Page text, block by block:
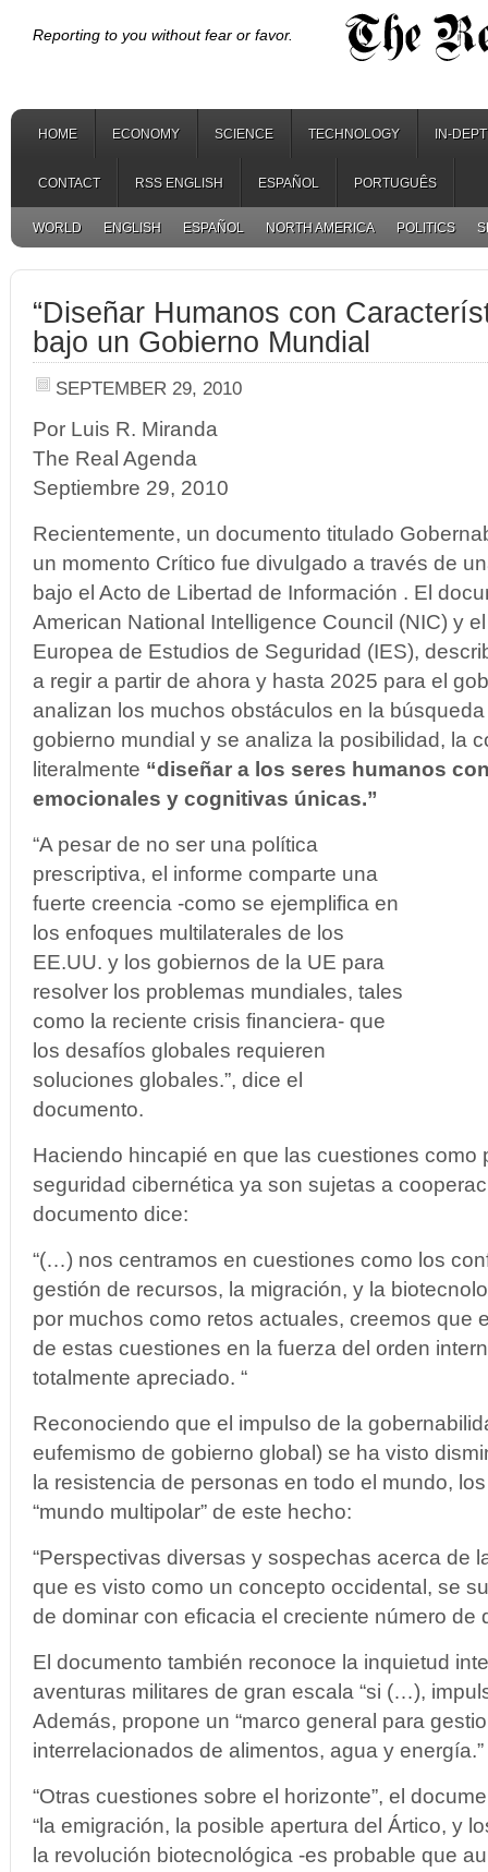
Reporting to you without fear or favor.
HOME ECONOMY SCIENCE TECHNOLOGY IN-
CONTACT RSS ENGLISH ESPAÑOL PORTUGUÊS
WORLD ENGLISH ESPAÑOL NORTH AMERICA POLITICS
“Diseñar Humanos con
bajo un Gobierno Mundial
SEPTEMBER 29, 2010
Por Luis R. Miranda
The Real Agenda
Septiembre 29, 2010
Recientemente, un documento titulado
un momento Crítico fue divulgado a través de
bajo el Acto de Libertad de Información . El
American National Intelligence Council (NIC) y
Europea de Estudios de Seguridad (IES),
a regir a partir de ahora y hasta 2025 para el
analizan los muchos obstáculos en la
gobierno mundial y se analiza la posibilidad, la
literalmente “diseñar a los seres humanos
emocionales y cognitivas únicas.”
“A pesar de no ser una política
prescriptiva, el informe comparte una
fuerte creencia -como se ejemplifica en
los enfoques multilaterales de los
EE.UU. y los gobiernos de la UE para
resolver los problemas mundiales, tales
como la reciente crisis financiera- que
los desafíos globales requieren
soluciones globales.”, dice el
documento.
Haciendo hincapié en que las cuestiones como
seguridad cibernética ya son sujetas a
documento dice:
“(…) nos centramos en cuestiones como los
gestión de recursos, la migración, y la
por muchos como retos actuales, creemos que
de estas cuestiones en la fuerza del orden
totalmente apreciado. “
Reconociendo que el impulso de la
eufemismo de gobierno global) se ha visto
la resistencia de personas en todo el mundo,
“mundo multipolar” de este hecho:
“Perspectivas diversas y sospechas acerca de
que es visto como un concepto occidental, se
de dominar con eficacia el creciente número de
El documento también reconoce la inquietud
aventuras militares de gran escala “si (…),
Además, propone un “marco general para
interrelacionados de alimentos, agua y energía.”
“Otras cuestiones sobre el horizonte”, el
“la emigración, la posible apertura del Ártico, y
la revolución biotecnológica -es probable que